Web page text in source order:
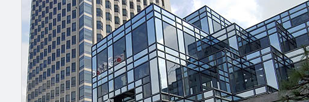
Encuentra tu noticia